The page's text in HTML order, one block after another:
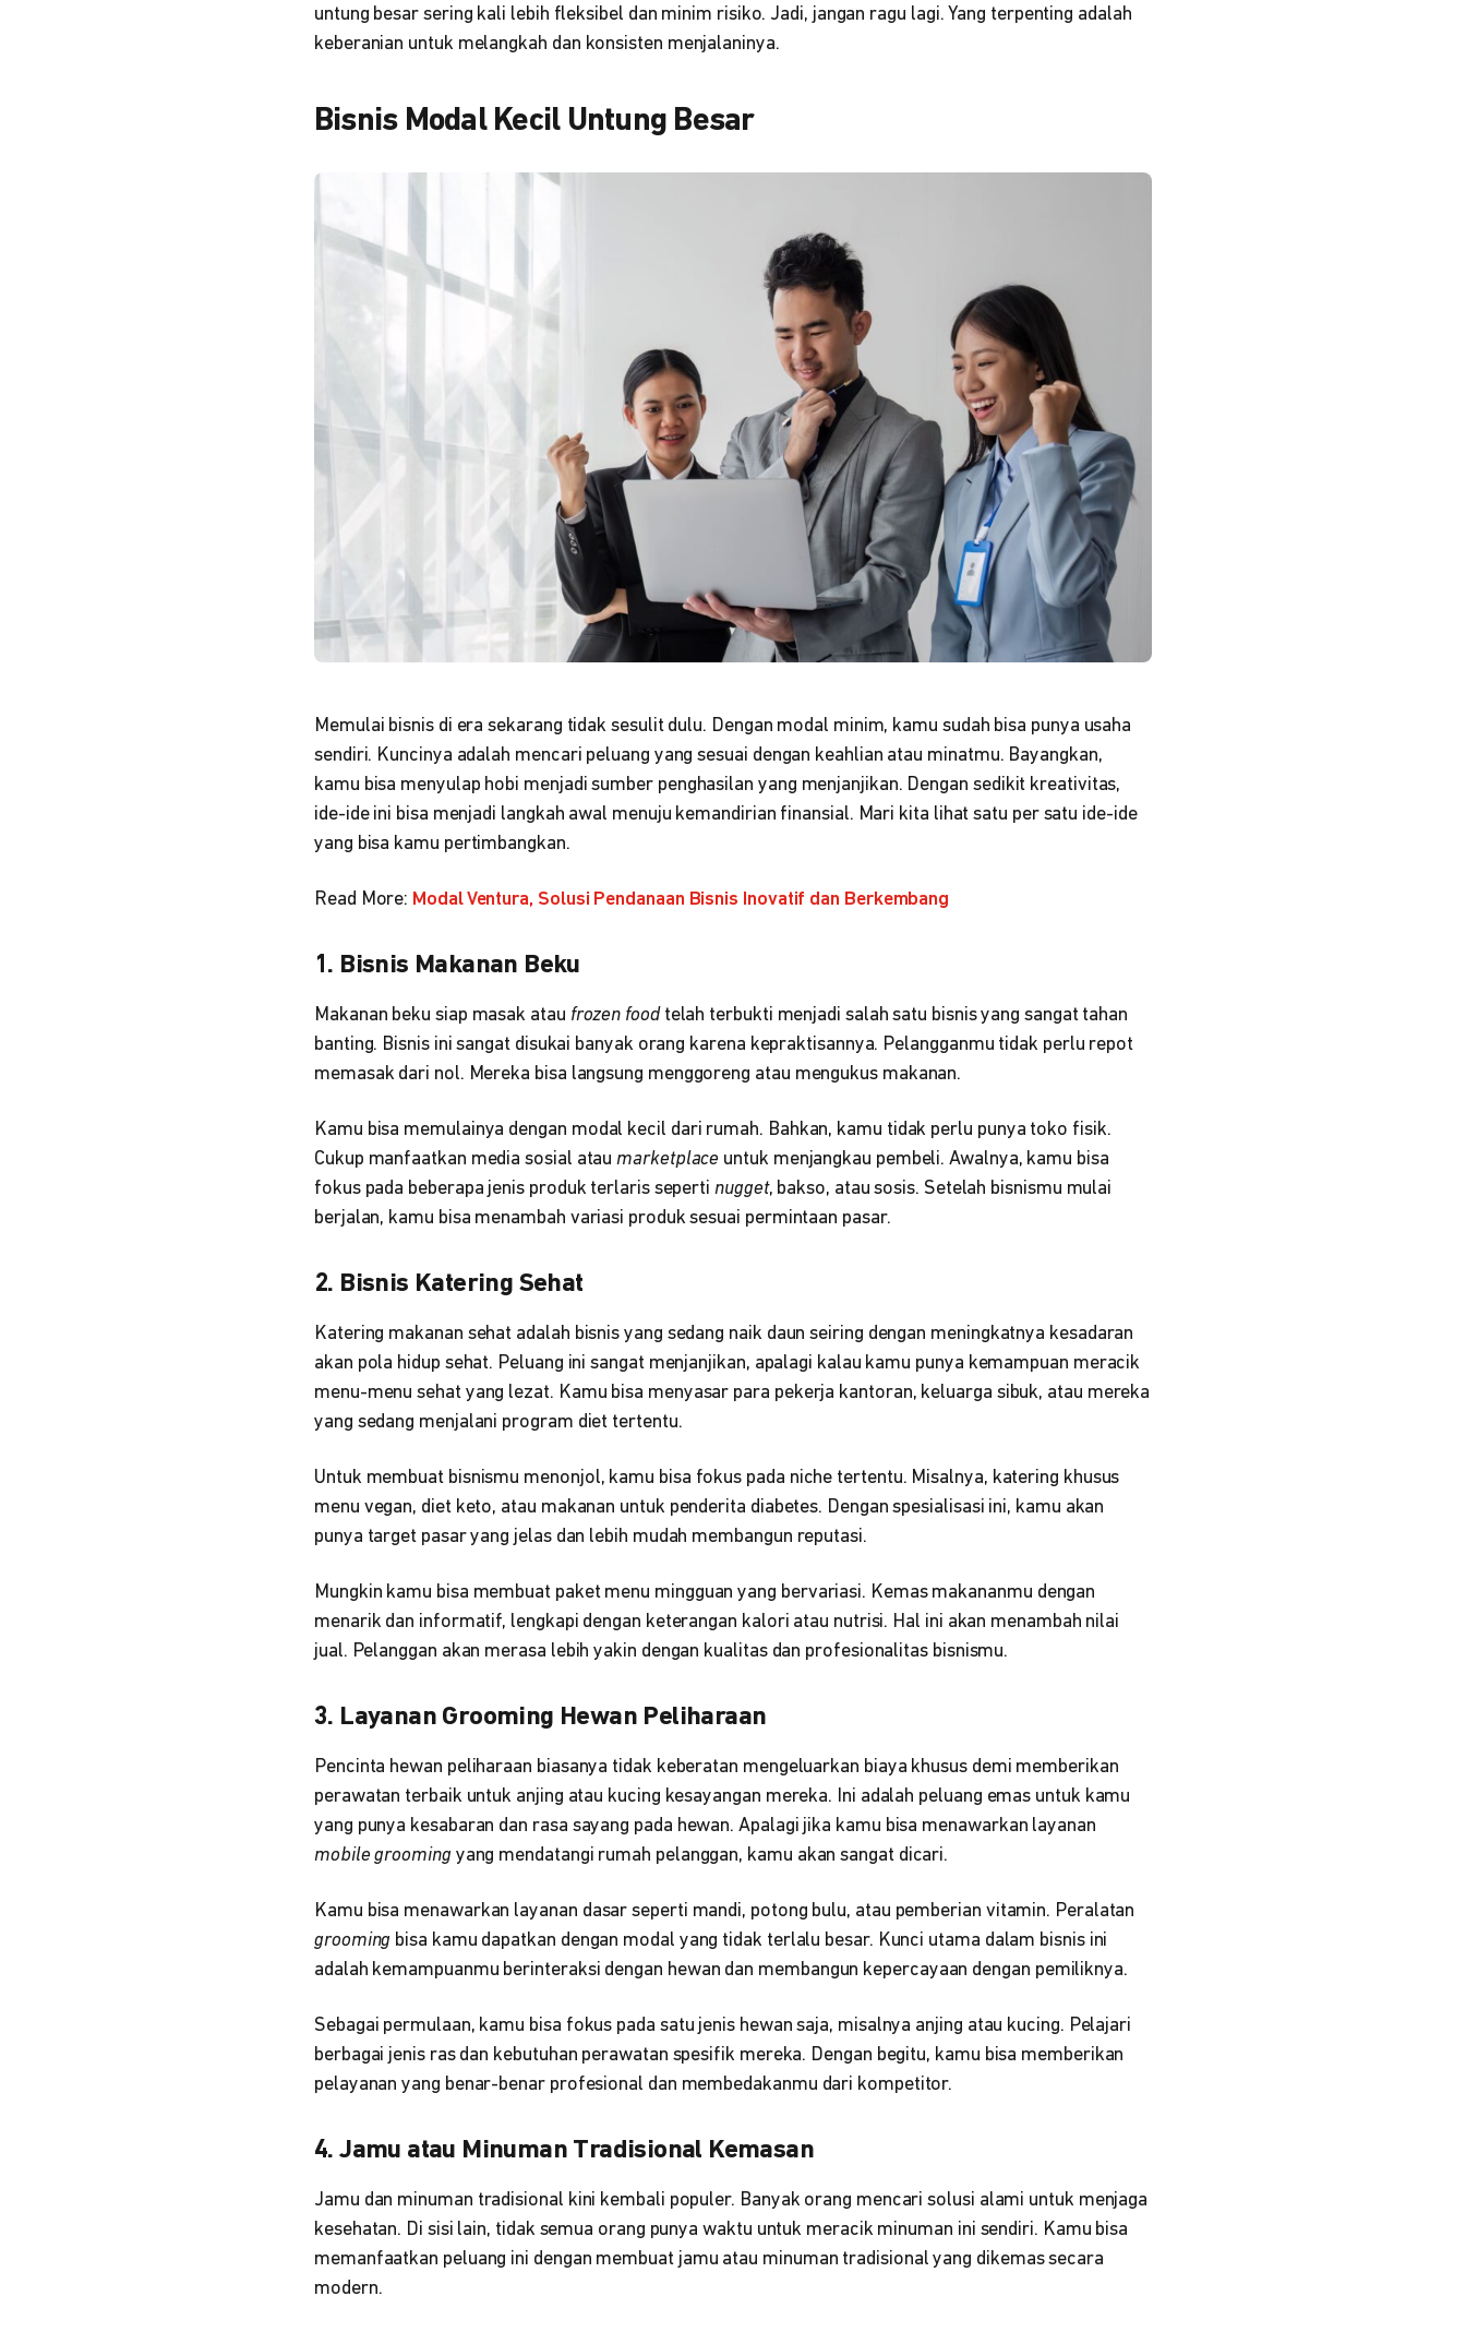
untung besar sering kali lebih fleksibel dan minim risiko. Jadi, jangan ragu lagi. Yang terpenting adalah
keberanian untuk melangkah dan konsisten menjalaninya.
Bisnis Modal Kecil Untung Besar
Memulai bisnis di era sekarang tidak sesulit dulu. Dengan modal minim, kamu sudah bisa punya usaha
sendiri. Kuncinya adalah mencari peluang yang sesuai dengan keahlian atau minatmu. Bayangkan,
kamu bisa menyulap hobi menjadi sumber penghasilan yang menjanjikan. Dengan sedikit kreativitas,
ide-ide ini bisa menjadi langkah awal menuju kemandirian finansial. Mari kita lihat satu per satu ide-ide
yang bisa kamu pertimbangkan.
Read More: Modal Ventura, Solusi Pendanaan Bisnis Inovatif dan Berkembang
1. Bisnis Makanan Beku
Makanan beku siap masak atau frozen foodtelah terbukti menjadi salah satu bisnis yang sangat tahan
banting. Bisnis ini sangat disukai banyak orang karena kepraktisannya. Pelangganmu tidak perlu repot
memasak dari nol. Mereka bisa langsung menggoreng atau mengukus makanan.
Kamu bisa memulainya dengan modal kecil dari rumah. Bahkan, kamu tidak perlu punya toko fisik.
Cukup manfaatkan media sosial ataumarketplace untuk menjangkau pembeli. Awalnya, kamu bisa
fokus pada beberapa jenis produk terlaris sepertinugget, bakso, atau sosis. Setelah bisnismu mulai
berjalan, kamu bisa menambah variasi produk sesuai permintaan pasar.
2. Bisnis Katering Sehat
Katering makanan sehat adalah bisnis yang sedang naik daun seiring dengan meningkatnya kesadaran
akan pola hidup sehat. Peluang ini sangat menjanjikan, apalagi kalau kamu punya kemampuan meracik
menu-menu sehat yang lezat. Kamu bisa menyasar para pekerja kantoran, keluarga sibuk, atau mereka
yang sedang menjalani program diet tertentu.
Untuk membuat bisnismu menonjol, kamu bisa fokus pada niche tertentu. Misalnya, katering khusus
menu vegan, diet keto, atau makanan untuk penderita diabetes. Dengan spesialisasi ini, kamu akan
punya target pasar yang jelas dan lebih mudah membangun reputasi.
Mungkin kamu bisa membuat paket menu mingguan yang bervariasi. Kemas makananmu dengan
menarik dan informatif, lengkapi dengan keterangan kalori atau nutrisi. Hal ini akan menambah nilai
jual. Pelanggan akan merasa lebih yakin dengan kualitas dan profesionalitas bisnismu.
3. Layanan Grooming Hewan Peliharaan
Pencinta hewan peliharaan biasanya tidak keberatan mengeluarkan biaya khusus demi memberikan
perawatan terbaik untuk anjing atau kucing kesayangan mereka. Ini adalah peluang emas untuk kamu
yang punya kesabaran dan rasa sayang pada hewan. Apalagi jika kamu bisa menawarkan layanan
mobile grooming yang mendatangi rumah pelanggan, kamu akan sangat dicari.
Kamu bisa menawarkan layanan dasar seperti mandi, potong bulu, atau pemberian vitamin. Peralatan
grooming bisa kamu dapatkan dengan modal yang tidak terlalu besar. Kunci utama dalam bisnis ini
adalah kemampuanmu berinteraksi dengan hewan dan membangun kepercayaan dengan pemiliknya.
Sebagai permulaan, kamu bisa fokus pada satu jenis hewan saja, misalnya anjing atau kucing. Pelajari
berbagai jenis ras dan kebutuhan perawatan spesifik mereka. Dengan begitu, kamu bisa memberikan
pelayanan yang benar-benar profesional dan membedakanmu dari kompetitor.
4. Jamu atau Minuman Tradisional Kemasan
Jamu dan minuman tradisional kini kembali populer. Banyak orang mencari solusi alami untuk menjaga
kesehatan. Di sisi lain, tidak semua orang punya waktu untuk meracik minuman ini sendiri. Kamu bisa
memanfaatkan peluang ini dengan membuat jamu atau minuman tradisional yang dikemas secara
modern.